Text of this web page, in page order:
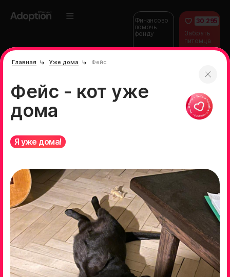
Финансово
помочь
фонду
30 295
Забрать
питомца
домой
Главная Уже дома Фейс
Фейс - кот уже
дома
Я уже дома!